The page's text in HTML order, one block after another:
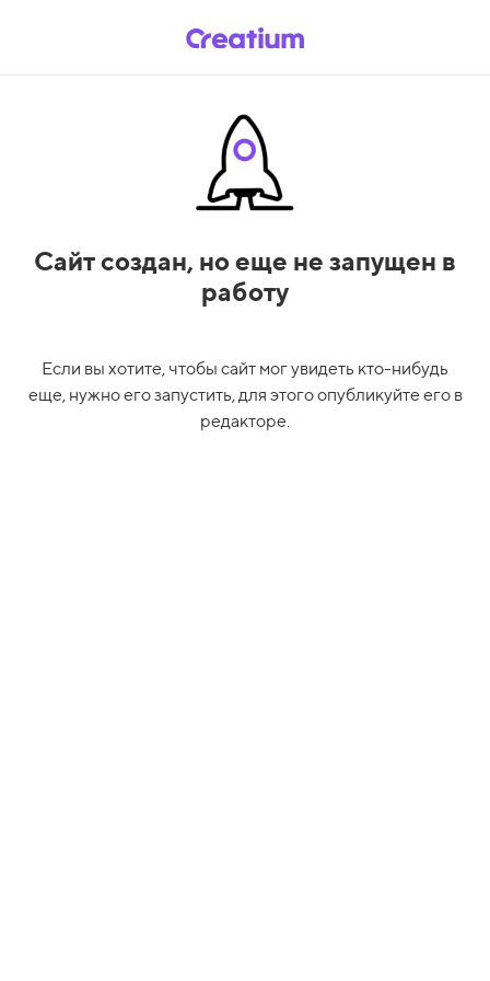
Сайт создан, но еще не запущен в
работу
Если вы хотите, чтобы сайт мог увидеть кто-нибудь
еще, нужно его запустить, для этого опубликуйте его в
редакторе.